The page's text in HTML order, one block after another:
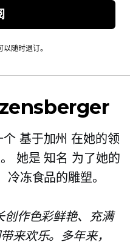
随时退订。
个 基于加州 在她的领
。 她是知名 为了她的
冷冻食品的雕塑。
创作色彩鲜艳、充满
来欢乐。多年来，